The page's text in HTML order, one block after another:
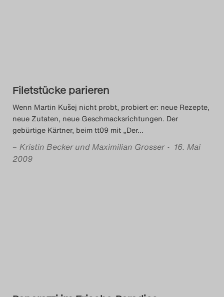
Filetstücke parieren
Wenn Martin Kušej nicht probt, probiert er: neue Rezepte,
neue Zutaten, neue Geschmacksrichtungen. Der
gebürtige Kärtner, beim tt09 mit „Der…
– Kristin Becker und Maximilian Grosser • 16. Mai
2009